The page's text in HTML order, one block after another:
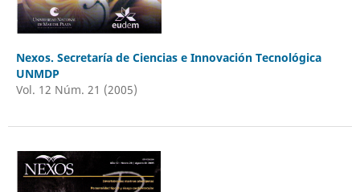
Nexos. Secretaría de Ciencias e Innovación Tecnológica
UNMDP
Vol. 12 Núm. 21 (2005)